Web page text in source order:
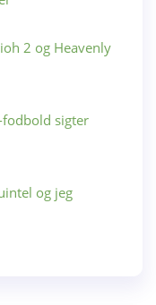
2 og Heavenly
fodbold sigter
og jeg